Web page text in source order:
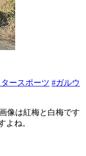
ースポーツ #ガルウ
像は紅梅と白梅です
よね。